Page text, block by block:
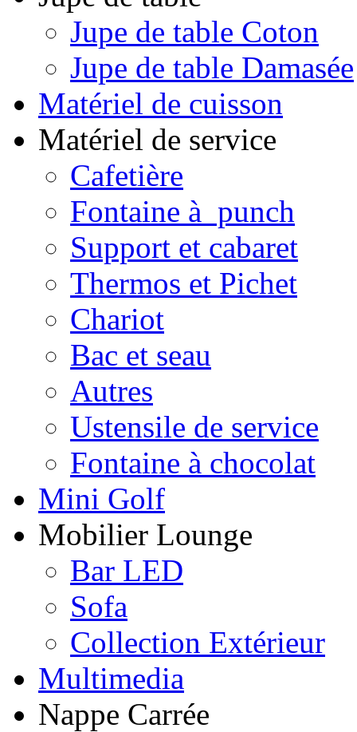
Jupe de table Coton
Jupe de table Damasée
Matériel de cuisson
Matériel de service
Cafetière
Fontaine à punch
Support et cabaret
Thermos et Pichet
Chariot
Bac et seau
Autres
Ustensile de service
Fontaine à chocolat
Mini Golf
Mobilier Lounge
Bar LED
Sofa
Collection Extérieur
Multimedia
Nappe Carrée